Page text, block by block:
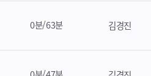
0분/63분 김경진